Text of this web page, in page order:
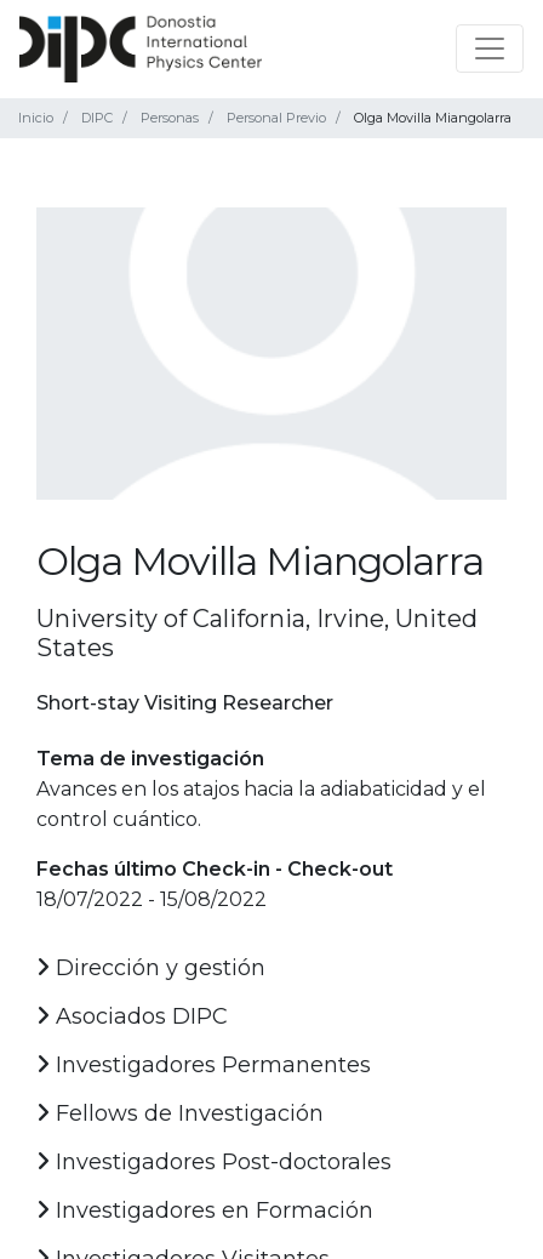
Inicio DIPC Personas Personal Previo Olga Movilla Miangolarra
Olga Movilla Miangolarra
University of California, Irvine, United
States
Short-stay Visiting Researcher
Tema de investigación
Avances en los atajos hacia la adiabaticidad y el
control cuántico.
Fechas último Check-in - Check-out
18/07/2022 - 15/08/2022
Dirección y gestión
Asociados DIPC
Investigadores Permanentes
Fellows de Investigación
Investigadores Post-doctorales
Investigadores en Formación